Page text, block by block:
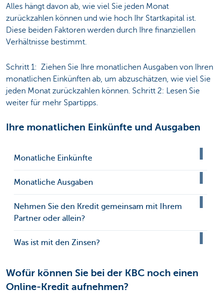
Alles hängt davon ab, wie viel Sie jeden Monat
zurückzahlen können und wie hoch Ihr Startkapital ist.
Diese beiden Faktoren werden durch Ihre finanziellen
Verhältnisse bestimmt.
Schritt 1: Ziehen Sie Ihre monatlichen Ausgaben von Ihren
monatlichen Einkünften ab, um abzuschätzen, wie viel Sie
jeden Monat zurückzahlen können. Schritt 2: Lesen Sie
weiter für mehr Spartipps.
Ihre monatlichen Einkünfte und Ausgaben
Monatliche Einkünfte
Monatliche Ausgaben
Nehmen Sie den Kredit gemeinsam mit Ihrem
Partner oder allein?
Was ist mit den Zinsen?
Wofür können Sie bei der KBC noch einen
Online-Kredit aufnehmen?